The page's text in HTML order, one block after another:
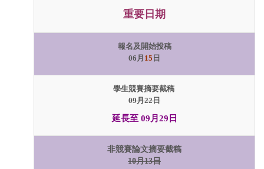
重要日期
報名及開始投稿
06月 15 日
學生競賽摘要截稿
09月22日
延長至 09月29日
非競賽論文摘要截稿
10月13日